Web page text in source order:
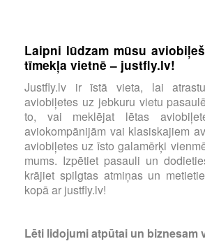
Laipni lūdzam mūsu
tīmekļa vietnē – justfly.lv!
Justfly.lv ir īstā vieta, lai
aviobiļetes uz jebkuru vietu
to, vai meklējat lētas
aviokompānijām vai klasiskajiem
aviobiļetes uz īsto galamērķi
mums. Izpētiet pasauli un
krājiet spilgtas atmiņas un
kopā ar justfly.lv!
Lēti lidojumi atpūtai un biznesam